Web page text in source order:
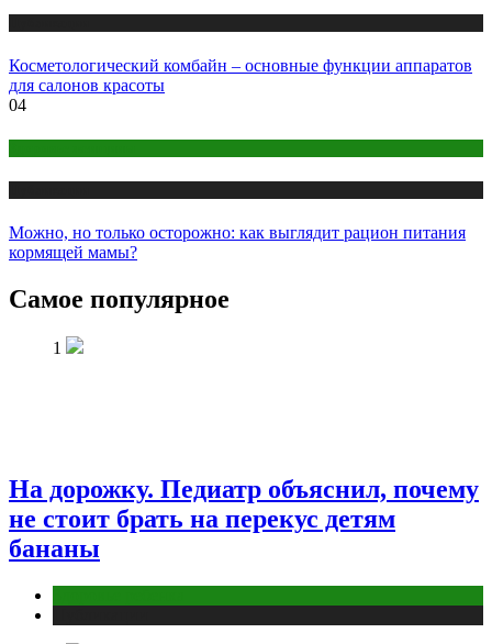
Косметологический комбайн – основные функции аппаратов
для салонов красоты
04
Можно, но только осторожно: как выглядит рацион питания
кормящей мамы?
Самое популярное
1
На дорожку. Педиатр объяснил, почему
не стоит брать на перекус детям
бананы